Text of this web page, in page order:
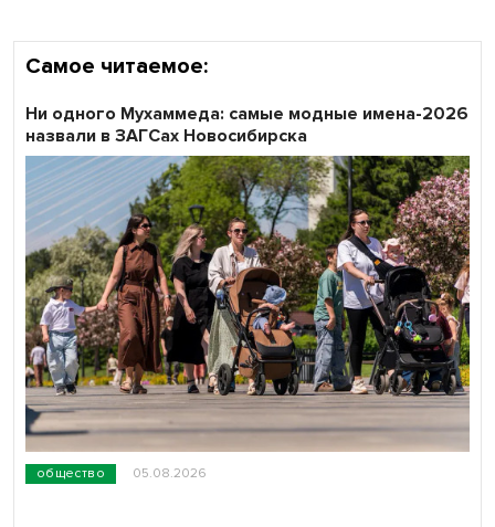
Самое читаемое:
общество 05.08.2026
Ни одного Мухаммеда: самые модные имена-2026
назвали в ЗАГСах Новосибирска